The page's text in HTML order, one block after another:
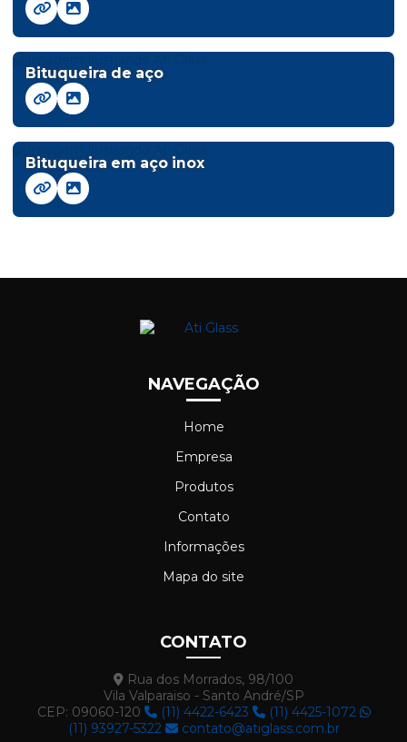
Bituqueira de aço
Bituqueira em aço inox
NAVEGAÇÃO
Home
Empresa
Produtos
Contato
Informações
Mapa do site
CONTATO
Rua dos Morrados, 98/100
Vila Valparaiso - Santo André/SP
CEP: 09060-120
(11) 4422-6423
(11) 4425-1072
(11) 93927-5322
contato@atiglass.com.br